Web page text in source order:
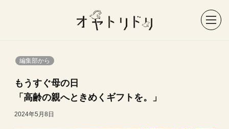
編集部から
もうすぐ母の日
「高齢の親へときめくギフトを。」
2024年5月8日